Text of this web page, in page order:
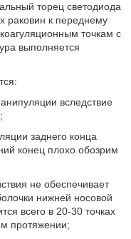
торец светодиода
раковин к переднему
точкам с
выполняется
вследствие
заднего конца
конец плохо обозрим
не обеспечивает
нижней носовой
всего в 20-30 точках
протяжении;